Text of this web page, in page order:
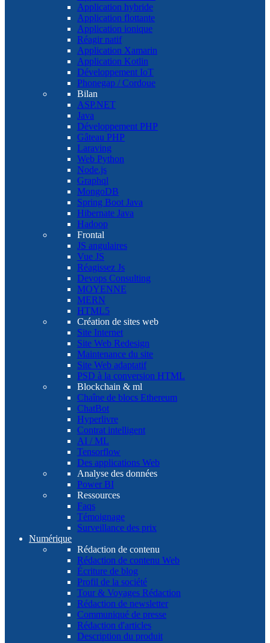
Application hybride
Application flottante
Application ionique
Réagir natif
Application Xamarin
Application Kotlin
Développement IoT
Phonegap / Cordoue
Bilan
ASP.NET
Java
Développement PHP
Gâteau PHP
Laraving
Web Python
Node.js
Graphql
MongoDB
Spring Boot Java
Hibernate Java
Hadoop
Frontal
JS angulaires
Vue JS
Réagissez Js
Devops Consulting
MOYENNE
MERN
HTML5
Création de sites web
Site Internet
Site Web Redesign
Maintenance du site
Site Web adaptatif
PSD à la conversion HTML
Blockchain & ml
Chaîne de blocs Ethereum
ChatBot
Hyperlivre
Contrat intelligent
AI / ML
Tensorflow
Des applications Web
Analyse des données
Power BI
Ressources
Faqs
Témoignage
Surveillance des prix
Numérique
Rédaction de contenu
Rédaction de contenu Web
Écriture de blog
Profil de la société
Tour & Voyages Rédaction
Rédaction de newsletter
Communiqué de presse
Rédaction d'articles
Description du produit